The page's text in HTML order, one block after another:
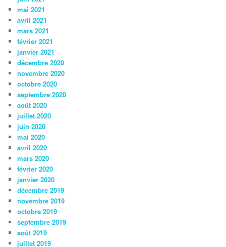
mai 2021
avril 2021
mars 2021
février 2021
janvier 2021
décembre 2020
novembre 2020
octobre 2020
septembre 2020
août 2020
juillet 2020
juin 2020
mai 2020
avril 2020
mars 2020
février 2020
janvier 2020
décembre 2019
novembre 2019
octobre 2019
septembre 2019
août 2019
juillet 2019